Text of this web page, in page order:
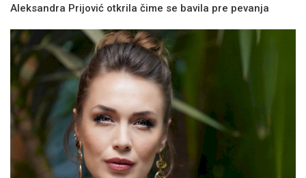
Aleksandra Prijović otkrila čime se bavila pre pevanja